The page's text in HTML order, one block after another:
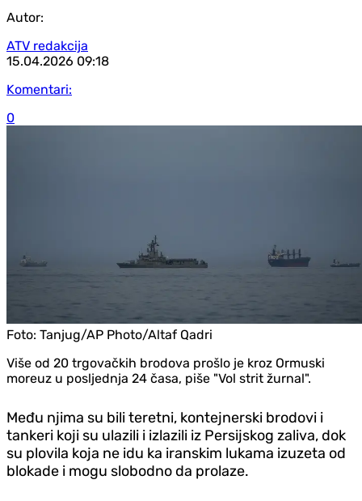
Autor:
ATV redakcija
15.04.2026 09:18
Komentari:
0
Foto: Tanjug/AP Photo/Altaf Qadri
Više od 20 trgovačkih brodova prošlo je kroz Ormuski
moreuz u posljednja 24 časa, piše "Vol strit žurnal".
Među njima su bili teretni, kontejnerski brodovi i
tankeri koji su ulazili i izlazili iz Persijskog zaliva, dok
su plovila koja ne idu ka iranskim lukama izuzeta od
blokade i mogu slobodno da prolaze.